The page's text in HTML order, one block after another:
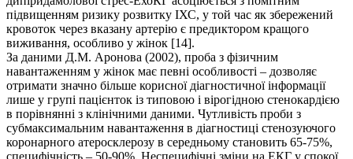
підвищенням ризику розвитку ІХС, у той час як збережений
кровоток через вказану артерію є предиктором кращого
виживання, особливо у жінок [14].
За даними Д.М. Аронова (2002), проба з фізичним
навантаженням у жінок має певні особливості – дозволяє
отримати значно більше корисної діагностичної інформації
лише у групі пацієнток із типовою і вірогідною стенокардією
в порівнянні з клінічними даними. Чутливість проби з
субмаксимальним навантаження в діагностиці стенозуючого
коронарного атеросклерозу в середньому становить 65-75%,
специфічність – 50-90%. Неспецифічні зміни на ЕКГ у спокої